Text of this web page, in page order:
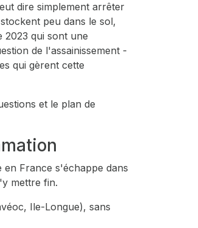
dire simplement arrêter
peu dans le sol,
2023 qui sont une
de l'assainissement -
qui gèrent cette
et le plan de
France s'échappe dans
mettre fin.
Ile-Longue), sans